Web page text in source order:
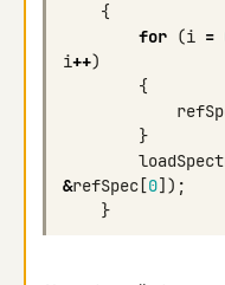
{
for (i =
i++)
{
}
&refSpec [0]);
}